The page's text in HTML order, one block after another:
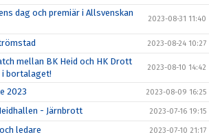
dag och premiär i Allsvenskan
2023-08-31 11:40
2023-08-24 10:27
mellan BK Heid och HK Drott
i bortalaget!
2023-08-10 14:42
2023 2023-08-09 16:25
- Järnbrott 2023-07-16 19:15
ledare 2023-07-10 21:17